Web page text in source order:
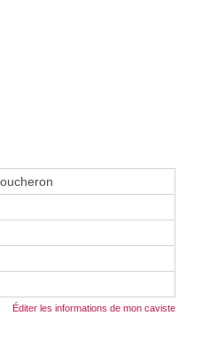
Éditer les informations de mon caviste